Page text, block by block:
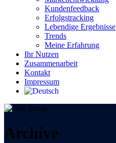
Kundenfeedback
Erfolgstracking
Lebendige Ergebnisse
Trends
Meine Erfahrung
Ihr Nutzen
Zusammenarbeit
Kontakt
Impressum
Archive